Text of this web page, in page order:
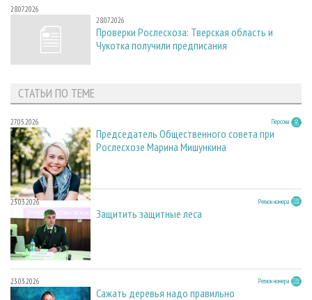
28.07.2026
28.07.2026
Проверки Рослесхоза: Тверская область и
Чукотка получили предписания
СТАТЬИ ПО ТЕМЕ
27.05.2026 Персона
Председатель Общественного совета при
Рослесхозе Марина Мишункина
23.03.2026 Регион номера
Защитить защитные леса
23.03.2026 Регион номера
Сажать деревья надо правильно